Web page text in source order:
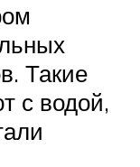
Такие
с водой,